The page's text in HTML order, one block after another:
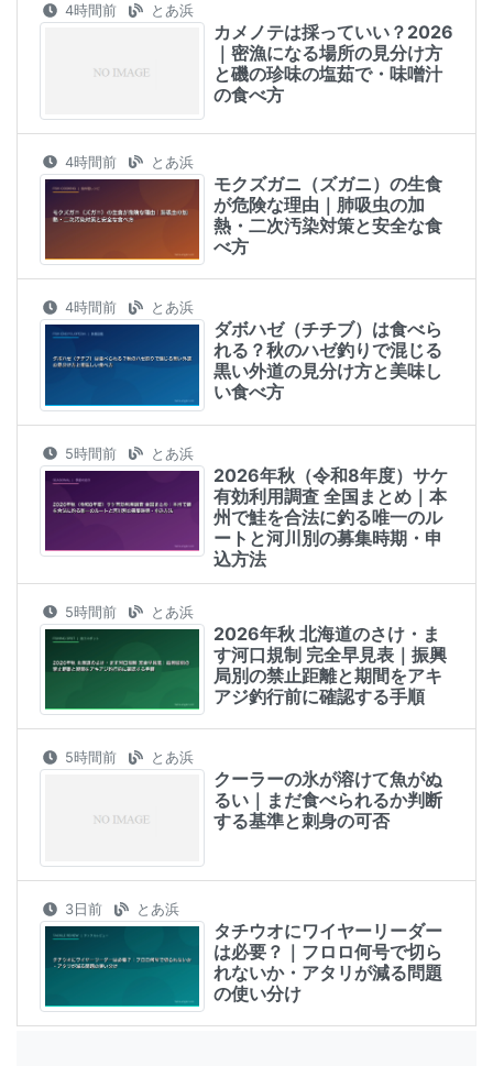
4時間前 とあ浜
カメノテは採っていい？2026
｜密漁になる場所の見分け方
と磯の珍味の塩茹で・味噌汁
の食べ方
4時間前 とあ浜
モクズガニ（ズガニ）の生食
が危険な理由｜肺吸虫の加
熱・二次汚染対策と安全な食
べ方
4時間前 とあ浜
ダボハゼ（チチブ）は食べら
れる？秋のハゼ釣りで混じる
黒い外道の見分け方と美味し
い食べ方
5時間前 とあ浜
2026年秋（令和8年度）サケ
有効利用調査 全国まとめ｜本
州で鮭を合法に釣る唯一のル
ートと河川別の募集時期・申
込方法
5時間前 とあ浜
2026年秋 北海道のさけ・ま
す河口規制 完全早見表｜振興
局別の禁止距離と期間をアキ
アジ釣行前に確認する手順
5時間前 とあ浜
クーラーの氷が溶けて魚がぬ
るい｜まだ食べられるか判断
する基準と刺身の可否
3日前 とあ浜
タチウオにワイヤーリーダー
は必要？｜フロロ何号で切ら
れないか・アタリが減る問題
の使い分け